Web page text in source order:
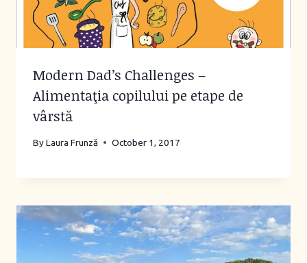
Modern Dad’s Challenges –
Alimentaţia copilului pe etape de
vârstă
ByLaura Frunză October 1, 2017